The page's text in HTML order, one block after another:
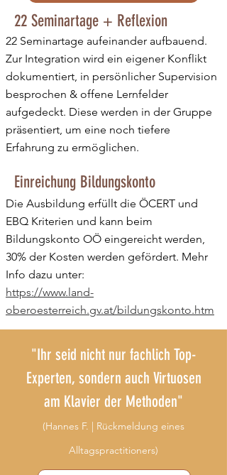
22 Seminartage + Reflexion
22 Seminartage aufeinander aufbauend.
Zur Integration wird ein eigener Konflikt
dokumentiert, in persönlicher Supervision
besprochen & offene Lernfelder
aufgedeckt. Diese werden in der Gruppe
präsentiert, um eine noch tiefere
Erfahrung zu ermöglichen.
Einreichung Bildungskonto
Die Ausbildung erfüllt die ÖCERT und
EBQ Kriterien und kann beim
Bildungskonto OÖ eingereicht werden,
30% der Kosten werden gefördert. Mehr
Info dazu unter:
https://www.land-
oberoesterreich.gv.at/bildungskonto.htm
"Ihr seid nicht nur fachlich Top-
Experten, sondern auch Virtuosen
am Klavier der Methoden"
(Hannes F. | Rückmeldung eines
Alltagspractitioners)